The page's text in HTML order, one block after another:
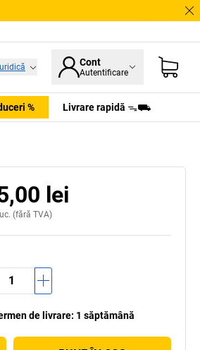
Cont
Autentificare
% Livrare rapidă ᯓ⛟
lei
(fără TVA)
de livrare: 1 săptămână